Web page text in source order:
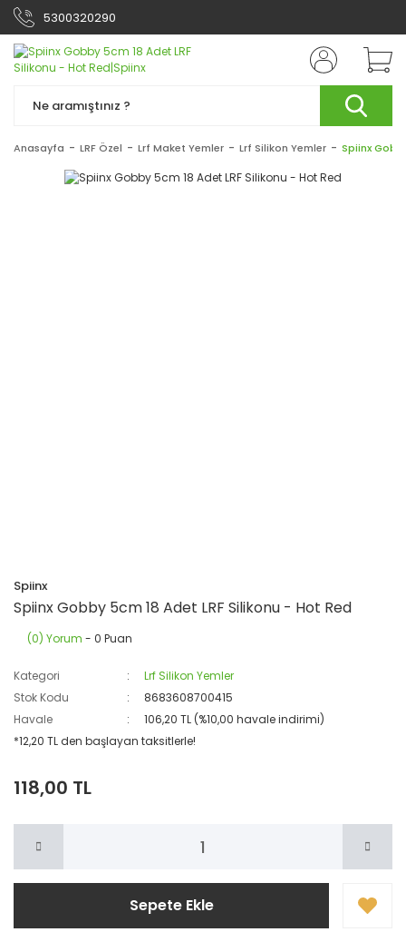
5300320290
Anasayfa LRF Özel Lrf Maket Yemler Lrf Silikon Yemler Spiinx
Spiinx
Spiinx Gobby 5cm 18 Adet LRF Silikonu - Hot Red
(0) Yorum - 0 Puan
Kategori
Lrf Silikon Yemler
Stok Kodu
8683608700415
Havale
106,20 TL (%10,00 havale indirimi)
*12,20 TL den başlayan taksitlerle!
118,00 TL
Sepete Ekle